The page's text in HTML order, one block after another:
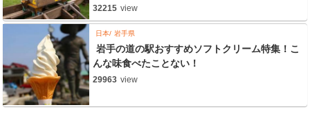
32215 view
日本 岩手県
岩手の道の駅おすすめソフトクリーム特集！こ
んな味食べたことない！
29963 view